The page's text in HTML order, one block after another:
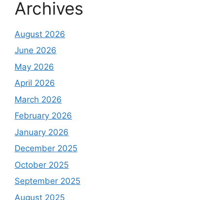
Archives
August 2026
June 2026
May 2026
April 2026
March 2026
February 2026
January 2026
December 2025
October 2025
September 2025
August 2025